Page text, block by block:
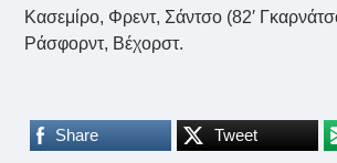
Κασεμίρο, Φρεντ, Σάντσο (82′
Ράσφορντ, Βέχορστ.
Share Tweet